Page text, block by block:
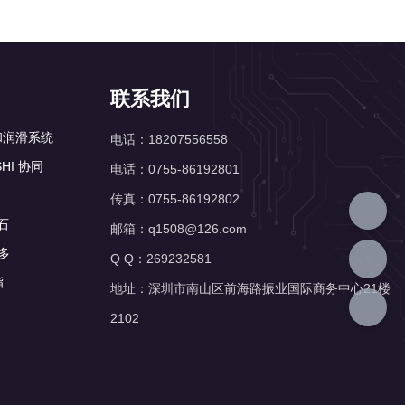
润滑系统
协同
联系我们
电话：18207556558
电话：0755-86192801
传真：0755-86192802
邮箱：q1508@126.com
Q Q：269232581
地址：深圳市南山区前海路振业国际商务中心21楼
2102